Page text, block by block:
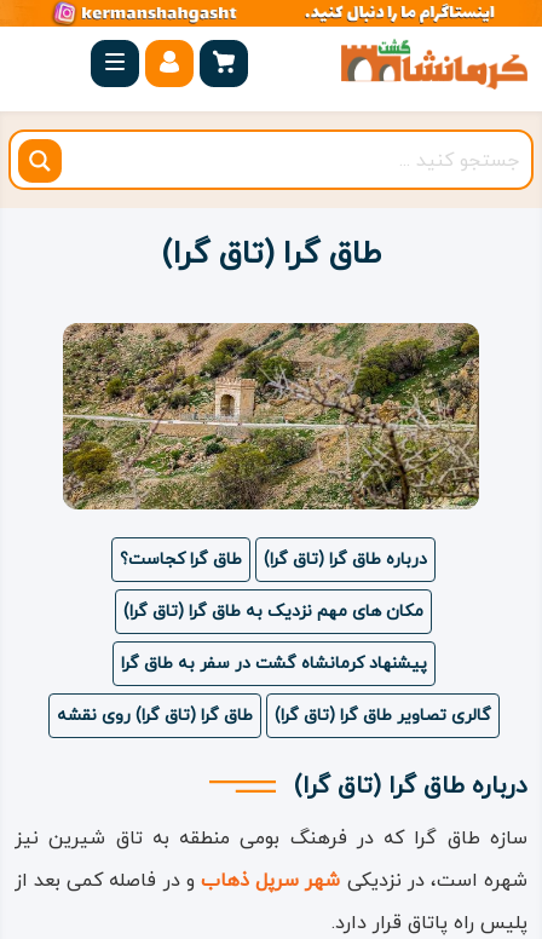
صفحه
اصلی
کرمانشاه
شهرستان
روستاهای
اقامتگاه
طاق گرا (تاق گرا)
درباره طاق گرا (تاق گرا) طاق گرا کجاست؟
مکان های مهم نزدیک به طاق گرا (تاق گرا)
پیشنهاد کرمانشاه گشت در سفر به طاق گرا
گالری تصاویر طاق گرا (تاق گرا) طاق گرا (تاق گرا) روی نقشه
درباره طاق گرا (تاق گرا)
سازه طاق‌ گرا که در فرهنگ بومی منطقه به تاق شیرین نیز
شهره است، در نزدیکی شهر سرپل ذهاب و در فاصله کمی بعد از
پلیس راه پاتاق قرار دارد.